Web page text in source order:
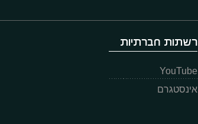
רשתות חברתיות
YouTube
אינסטגרם